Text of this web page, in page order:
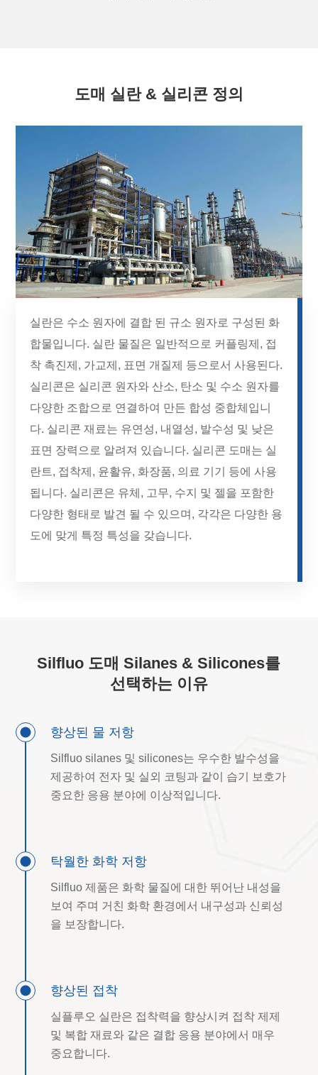
도매 실란 & 실리콘 정의
실란은 수소 원자에 결합 된 규소 원자로 구성된 화
합물입니다. 실란 물질은 일반적으로 커플링제, 접
착 촉진제, 가교제, 표면 개질제 등으로서 사용된다.
실리콘은 실리콘 원자와 산소, 탄소 및 수소 원자를
다양한 조합으로 연결하여 만든 합성 중합체입니
다. 실리콘 재료는 유연성, 내열성, 발수성 및 낮은
표면 장력으로 알려져 있습니다. 실리콘 도매는 실
란트, 접착제, 윤활유, 화장품, 의료 기기 등에 사용
됩니다. 실리콘은 유체, 고무, 수지 및 젤을 포함한
다양한 형태로 발견 될 수 있으며, 각각은 다양한 용
도에 맞게 특정 특성을 갖습니다.
Silfluo 도매 Silanes & Silicones를
선택하는 이유
향상된 물 저항
Silfluo silanes 및 silicones는 우수한 발수성을
제공하여 전자 및 실외 코팅과 같이 습기 보호가
중요한 응용 분야에 이상적입니다.
탁월한 화학 저항
Silfluo 제품은 화학 물질에 대한 뛰어난 내성을
보여 주며 거친 화학 환경에서 내구성과 신뢰성
을 보장합니다.
향상된 접착
실플루오 실란은 접착력을 향상시켜 접착 제제
및 복합 재료와 같은 결합 응용 분야에서 매우
중요합니다.